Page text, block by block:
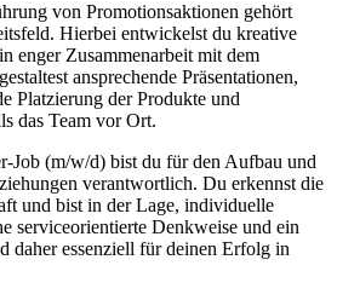
von Promotionsaktionen gehört
Hierbei entwickelst du kreative
enger Zusammenarbeit mit dem
ansprechende Präsentationen,
Platzierung der Produkte und
das Team vor Ort.
Job (m/w/d) bist du für den Aufbau und
verantwortlich. Du erkennst die
und bist in der Lage, individuelle
serviceorientierte Denkweise und ein
daher essenziell für deinen Erfolg in